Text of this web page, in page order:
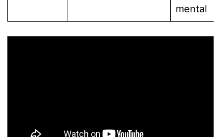
mental